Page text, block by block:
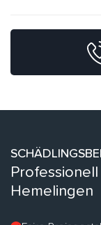
Hemelingen